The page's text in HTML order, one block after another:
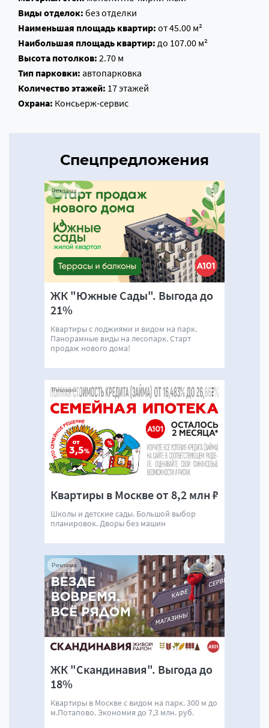
Виды отделок: без отделки
Наименьшая площадь квартир: от 45.00 м²
Наибольшая площадь квартир: до 107.00 м²
Высота потолков: 2.70 м
Тип парковки: автопарковка
Количество этажей: 17 этажей
Охрана: Консьерж-сервис
Спецпредложения
ЖК "Южные Сады". Выгода до
21%
Квартиры с лоджиями и видом на парк.
Панорамные виды на лесопарк. Старт
продаж нового дома!
Реклама
Квартиры в Москве от 8,2 млн ₽
Школы и детские сады. Большой выбор
планировок. Дворы без машин
Реклама
ЖК "Скандинавия". Выгода до
18%
Квартиры в Москве с видом на парк. 300 м до
м.Потапово. Экономия до 7,3 млн. руб.
Реклама